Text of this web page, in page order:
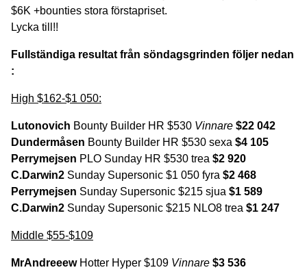
$6K +bounties stora förstapriset.
Lycka till!!
Fullständiga resultat från söndagsgrinden följer nedan
:
High $162-$1 050:
Lutonovich Bounty Builder HR $530 Vinnare $22 042
Dundermåsen Bounty Builder HR $530 sexa $4 105
Perrymejsen PLO Sunday HR $530 trea $2 920
C.Darwin2 Sunday Supersonic $1 050 fyra $2 468
Perrymejsen Sunday Supersonic $215 sjua $1 589
C.Darwin2 Sunday Supersonic $215 NLO8 trea $1 247
Middle $55-$109
MrAndreeew Hotter Hyper $109 Vinnare $3 536